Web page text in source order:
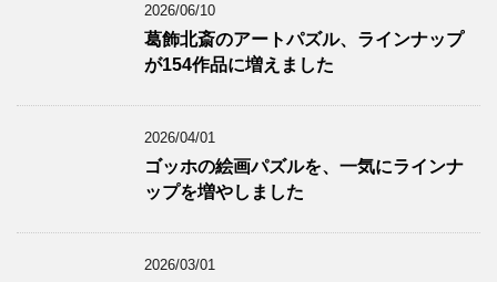
2026/06/10
葛飾北斎のアートパズル、ラインナップ
が154作品に増えました
2026/04/01
ゴッホの絵画パズルを、一気にラインナ
ップを増やしました
2026/03/01